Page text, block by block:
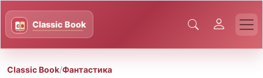
Classic Book/Фантастика